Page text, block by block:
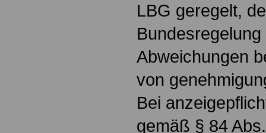
LBG geregelt,
Abweichungen
von
Bei
gemäß § 84